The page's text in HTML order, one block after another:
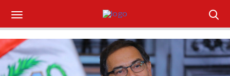
Suscríbase
Iniciar sesión